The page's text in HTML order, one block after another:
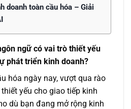
doanh toàn cầu hóa – Giải
ngữ có vai trò thiết yếu
phát triển kinh doanh?
hóa ngày nay, vượt qua rào
yếu cho giao tiếp kinh
dù bạn đang mở rộng kinh